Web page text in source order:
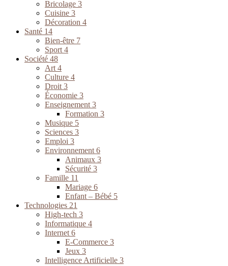
Bricolage 3
Cuisine 3
Décoration 4
Santé 14
Bien-être 7
Sport 4
Société 48
Art 4
Culture 4
Droit 3
Économie 3
Enseignement 3
Formation 3
Musique 5
Sciences 3
Emploi 3
Environnement 6
Animaux 3
Sécurité 3
Famille 11
Mariage 6
Enfant – Bébé 5
Technologies 21
High-tech 3
Informatique 4
Internet 6
E-Commerce 3
Jeux 3
Intelligence Artificielle 3